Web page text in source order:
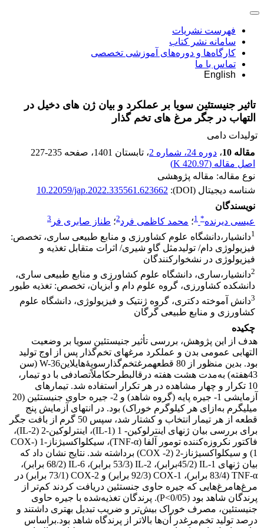
فهرست نشریات
سامانه نشر کتاب
کارگاه‌ها و دوره‌های آموزشی تخصصی
تماس با ما
English
تاثیر جنیستئین سویا بر عملکرد و بیان ژن های دخیل در
التهاب در جگر مرغ های تخم گذار
تولیدات دامی
مقاله 10
، دوره 24، شماره 2 ، تابستان 1401 ، صفحه 227-235
اصل مقاله (420.97 K
)
نوع مقاله: مقاله پژوهشی
شناسه دیجیتال (DOI):
10.22059/jap.2022.335561.623662
نویسندگان
عیسی دیرنده*
1؛ محمد کاظمی فرد2؛ طناز صابری فر 3
1دانشیار،دانشگاه علوم کشاورزی و منابع طبیعی ساری، تخصص:
فیزیولوژی دام/ تولیدمثل گاو شیری/ اثرات متقابل تغذیه و
فیزیولوژی در نشخوارکنندگان
2دانشیار،ساری، دانشگاه علوم کشاورزی و منابع طبیعی ساری،
دانشکده کشاورزی، گروه علوم دام و آبزیان، تخصص: تغذیه طیور
3دانش آموخته دکتری، گروه ژنتیک و فیزیولوژی، دانشگاه علوم
کشاورزی و منابع طبیعی گرگان
چکیده
هدف از این پژوهش، بررسی تأثیر جنیستئین سویا بر وضعیت
التهابی عمومی بدن و عملکرد مرغ­های تخم‌گذار پس از اوج تولید
بود. بدین منظور از 80 قطعهمرغتخم‌گذارسویۀهای­لاینW-36 (سن
43هفته) به‌مدت هشت هفته درقالبطرحکاملاًتصادفی با دو تیمار،
10 تکرار و چهار مشاهده در هر تکرار استفاده شد. تیمارهای
آزمایشی 1- جیره پایه (گروه شاهد) و 2- جیره حاوی جنیستئین (20
میلی­گرم به‌ازای هر کیلوگرم خوراک) بود. در انتهای آزمایش پنج
قطعه از هر تیمار انتخاب و کشتار شد، سپس 50 گرم از بافت جگر
برای بررسی بیان ژن­های اینترلوکین- 1 (IL-1)، اینترلوکین-2 (IL-2)،
فاکتور نکروزه‌کننده تومور آلفا (TNF-α)، سیکلواکسی­ژناز-1 (COX-
1) و سیکلواکسی­ژناز-2 (COX -2) برداشته شد. نتایج نشان داد که
بیان ژن­های IL-1 (45/2برابر)، IL-2 (53/3 برابر)، IL-6 (68/2 برابر)،
TNF-α (83/4 برابر)، COX-1 (92/3 برابر) و COX-2 (73/1 برابر) در
مرغ‌هامرغ‌هایی که جیره حاوی جنستئین دریافت کردند کم‌تر از
پرندگان شاهد بود (0/05>P). پرندگان تغذیه‌شده با جیره حاوی
جنیستئین، مصرف خوراک بیش‌تر و ضریب تبدیل بهتری داشتند و
درصد تولید تخم‌مرغدر آن‌ها بالاتر از پرندگاه شاهد بود.براساس